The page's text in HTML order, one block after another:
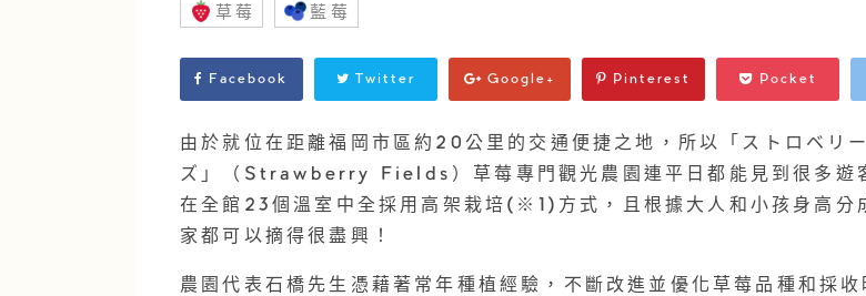
草莓 藍莓
Facebook Twitter Google+ Pinterest Pocket
由於就位在距離福岡市區約20公里的交通便捷之地，所以「ストロベリ
ズ」（Strawberry Fields）草莓專門觀光農園連平日都能見到很多遊
在全館23個溫室中全採用高架栽培(※1)方式，且根據大人和小孩身高分
家都可以摘得很盡興！
農園代表石橋先生憑藉著常年種植經驗，不斷改進並優化草莓品種和採收